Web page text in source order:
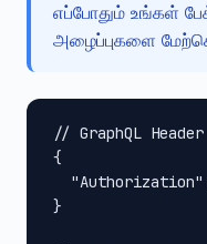
எப்போதும் உங்கள்
அழைப்புகளை
// GraphQL Header
{
}